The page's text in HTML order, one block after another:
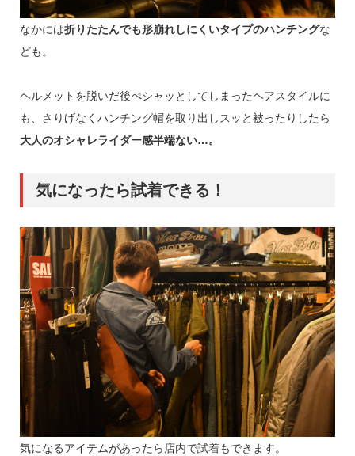
なかには折りたたんでも形崩れしにくいタイプのハンチングな
ども。
ヘルメットを脱いだ後ぺシャッとしてしまったヘアスタイルに
も、さりげなくハンチング帽を取り出しスッと被ったりしたら
大人のオシャレライダー感半端ない…。
気になったら試着できる！
気になるアイテムがあったら店内で試着もできます。